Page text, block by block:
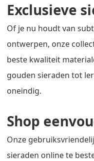
Exclusieve
Of je nu houdt van
ontwerpen, onze
beste kwaliteit
gouden sieraden tot
oneindig.
Shop
Onze
sieraden online te